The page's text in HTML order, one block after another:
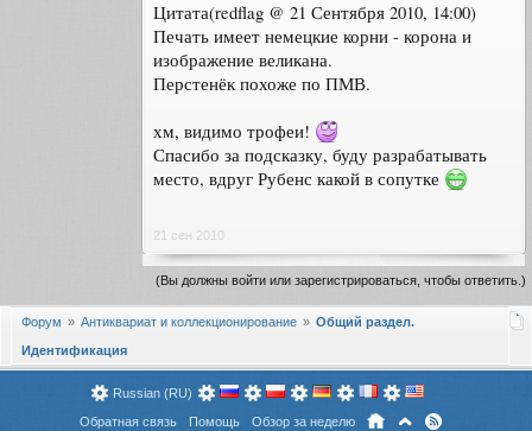
Цитата(redflag @ 21 Сентября 2010, 14:00)
Печать имеет немецкие корни - корона и
изображение великана.
Перстенёк похоже по ПМВ.
хм, видимо трофеи!
Спасибо за подсказку, буду разрабатывать
место, вдруг Рубенс какой в сопутке
21 сен 2010
(Вы должны войти или зарегистрироваться, чтобы ответить.)
Форум Антиквариат и коллекционирование
Общий раздел.
Идентификация
Russian (RU)
Обратная связь
Помощь Обзор за неделю